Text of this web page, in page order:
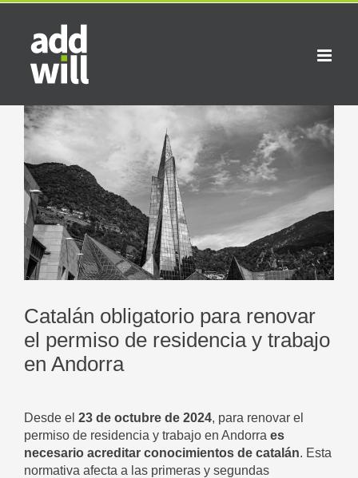
Saltar
contenido
Ver
imagen
grande
Catalán obligatorio para renovar
el permiso de residencia y trabajo
en Andorra
Desde el 23 de octubre de 2024, para renovar el
permiso de residencia y trabajo en Andorra es
necesario acreditar conocimientos de catalán. Esta
normativa afecta a las primeras y segundas